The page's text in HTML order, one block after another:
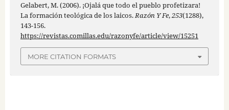
Gelabert, M. (2006). ¡Ojalá que todo el pueblo profetizara!
La formación teológica de los laicos.Razón Y Fe,253(1288),
143-156.
https://revistas.comillas.edu/razonyfe/article/view/15251
MORE CITATION FORMATS